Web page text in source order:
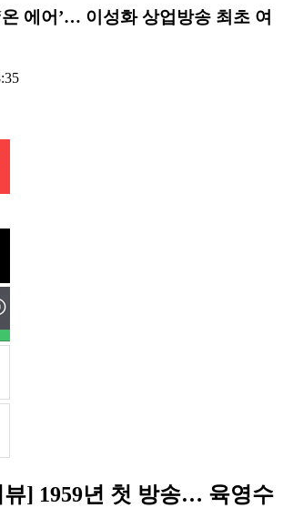
에어’… 이성화 상업방송 최초 여
뷰] 1959년 첫 방송… 육영수